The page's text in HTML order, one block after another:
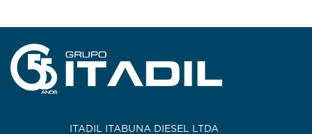
ITADIL ITABUNA DIESEL LTDA